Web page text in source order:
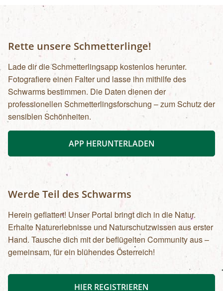
Rette unsere Schmetterlinge!
Lade dir die Schmetterlingsapp kostenlos herunter.
Fotografiere einen Falter und lasse ihn mithilfe des
Schwarms bestimmen. Die Daten dienen der
professionellen Schmetterlingsforschung – zum Schutz der
sensiblen Schönheiten.
APP HERUNTERLADEN
Werde Teil des Schwarms
Herein geflattert! Unser Portal bringt dich in die Natur.
Erhalte Naturerlebnisse und Naturschutzwissen aus erster
Hand. Tausche dich mit der beflügelten Community aus –
gemeinsam, für ein blühendes Österreich!
HIER REGISTRIEREN